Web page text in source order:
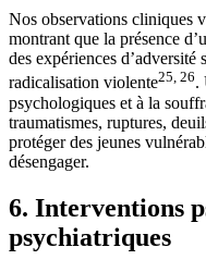
Nos observations cliniques
montrant que la présence
des expériences
radicalisation violente25, 26.
psychologiques et à la
traumatismes, ruptures,
protéger des jeunes
désengager.
6. Interventions
psychiatriques